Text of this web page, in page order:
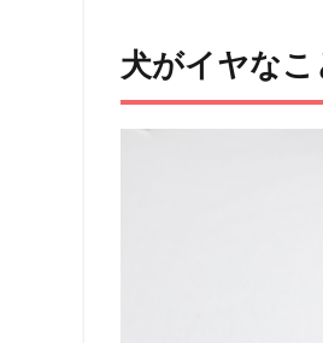
⑬：
犬がイヤな